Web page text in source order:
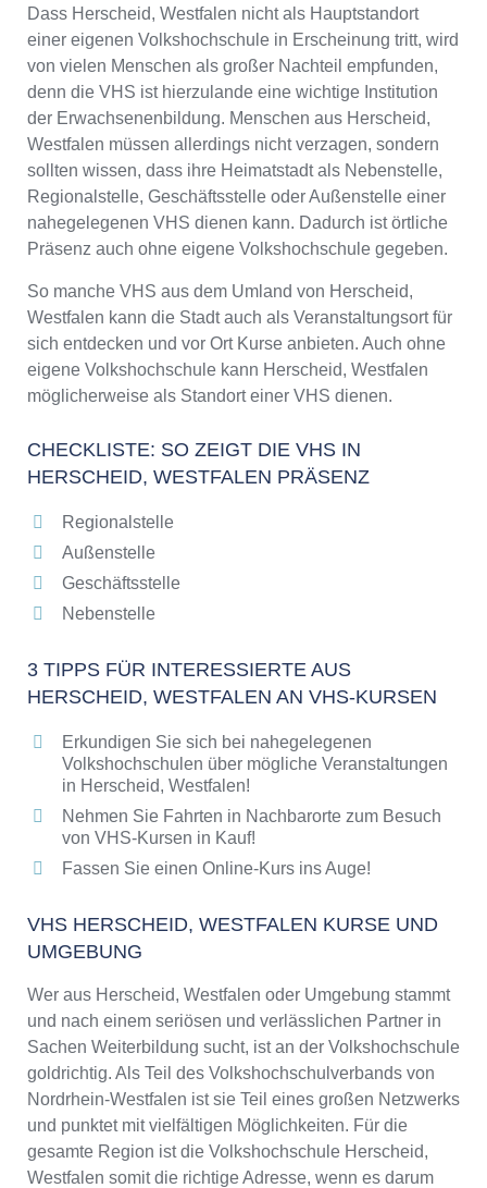
Westfalen an VHS-Kursen
VHS Herscheid, Westfalen Kurse und
Umgebung
VHS Herscheid, Westfalen – Öffnungszeiten
und Telefonnummer
Online-Kurse – Alternative Angebote zu einem
Kurs an der VHS
Top-Kurse an der Abendschule Herscheid,
Westfalen
Weiterbildung in Herscheid, Westfalen
VHS Herscheid, Westfalen Programm 2025 /
2026
Dass Herscheid, Westfalen nicht als Hauptstandort
einer eigenen Volkshochschule in Erscheinung tritt, wird
von vielen Menschen als großer Nachteil empfunden,
denn die VHS ist hierzulande eine wichtige Institution
der Erwachsenenbildung. Menschen aus Herscheid,
Westfalen müssen allerdings nicht verzagen, sondern
sollten wissen, dass ihre Heimatstadt als Nebenstelle,
Regionalstelle, Geschäftsstelle oder Außenstelle einer
nahegelegenen VHS dienen kann. Dadurch ist örtliche
Präsenz auch ohne eigene Volkshochschule gegeben.
So manche VHS aus dem Umland von Herscheid,
Westfalen kann die Stadt auch als Veranstaltungsort für
sich entdecken und vor Ort Kurse anbieten. Auch ohne
eigene Volkshochschule kann Herscheid, Westfalen
möglicherweise als Standort einer VHS dienen.
CHECKLISTE: SO ZEIGT DIE VHS IN
HERSCHEID, WESTFALEN PRÄSENZ
Regionalstelle
Außenstelle
Geschäftsstelle
Nebenstelle
3 TIPPS FÜR INTERESSIERTE AUS
HERSCHEID, WESTFALEN AN VHS-KURSEN
Erkundigen Sie sich bei nahegelegenen
Volkshochschulen über mögliche Veranstaltungen
in Herscheid, Westfalen!
Nehmen Sie Fahrten in Nachbarorte zum Besuch
von VHS-Kursen in Kauf!
Fassen Sie einen Online-Kurs ins Auge!
VHS HERSCHEID, WESTFALEN KURSE UND
UMGEBUNG
Wer aus Herscheid, Westfalen oder Umgebung stammt
und nach einem seriösen und verlässlichen Partner in
Sachen Weiterbildung sucht, ist an der Volkshochschule
goldrichtig. Als Teil des Volkshochschulverbands von
Nordrhein-Westfalen ist sie Teil eines großen Netzwerks
und punktet mit vielfältigen Möglichkeiten. Für die
gesamte Region ist die Volkshochschule Herscheid,
Westfalen somit die richtige Adresse, wenn es darum